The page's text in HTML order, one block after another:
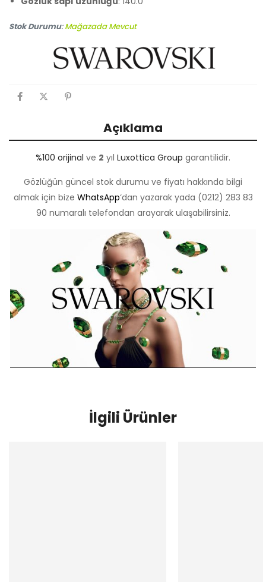
Stok Durumu:Mağazada Mevcut
Açıklama
%100 orijinal ve 2 yıl Luxottica Group garantilidir.
Gözlüğün güncel stok durumu ve fiyatı hakkında bilgi
almak için bize WhatsApp‘dan yazarak yada (0212) 283 83
90 numaralı telefondan arayarak ulaşabilirsiniz.
İlgili Ürünler